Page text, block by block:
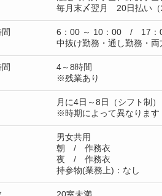
毎月末〆翌月 20日払い（
6：00 ～ 10：00 / 17：
中抜け勤務・通し勤務・
4～8時間
※残業あり
月に4日～8日（シフト制）
※時期によって異なります
男女共用
朝 / 作務衣
夜 / 作務衣
持参物(業務上)：なし